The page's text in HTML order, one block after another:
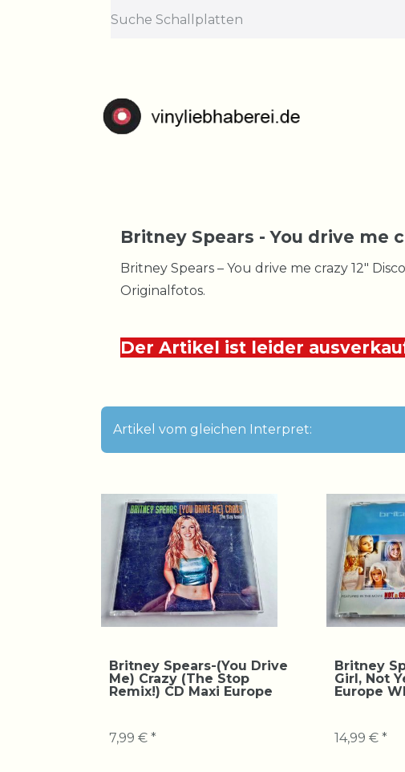
Britney Spears - You drive me
Britney Spears – You drive me crazy 12"
Originalfotos.
Der Artikel ist leider
Artikel vom gleichen Interpret:
Britney Spears-(You Drive
Me) Crazy (The Stop
Remix!) CD Maxi Europe
7,99 € *
Britney
Girl, Not
Europe
14,99 € *